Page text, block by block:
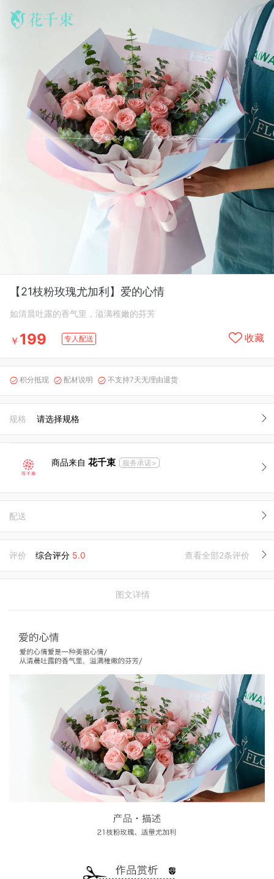
【21枝粉玫瑰尤加利】爱的心情
如清晨吐露的香气里，溢满稚嫩的芬芳
￥ 199 专人配送 收藏
 积分抵现  配材说明  不支持7天无理由退货
规格 请选择规格
商品来自 花千束 服务承诺>
配送
评价 综合评分 5.0 查看全部2条评价
图文详情